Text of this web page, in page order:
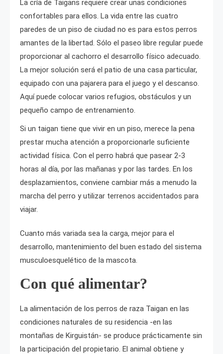
La cría de Taigans requiere crear unas condiciones
confortables para ellos. La vida entre las cuatro
paredes de un piso de ciudad no es para estos perros
amantes de la libertad. Sólo el paseo libre regular puede
proporcionar al cachorro el desarrollo físico adecuado.
La mejor solución será el patio de una casa particular,
equipado con una pajarera para el juego y el descanso.
Aquí puede colocar varios refugios, obstáculos y un
pequeño campo de entrenamiento.
Si un taigan tiene que vivir en un piso, merece la pena
prestar mucha atención a proporcionarle suficiente
actividad física. Con el perro habrá que pasear 2-3
horas al día, por las mañanas y por las tardes. En los
desplazamientos, conviene cambiar más a menudo la
marcha del perro y utilizar terrenos accidentados para
viajar.
Cuanto más variada sea la carga, mejor para el
desarrollo, mantenimiento del buen estado del sistema
musculoesquelético de la mascota.
Con qué alimentar?
La alimentación de los perros de raza Taigan en las
condiciones naturales de su residencia -en las
montañas de Kirguistán- se produce prácticamente sin
la participación del propietario. El animal obtiene y